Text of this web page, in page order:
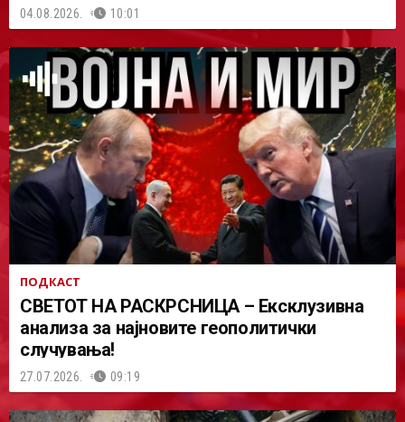
04.08.2026. 10:01
ПОДКАСТ
СВЕТОТ НА РАСКРСНИЦА – Ексклузивна
анализа за најновите геополитички
случувања!
27.07.2026. 09:19